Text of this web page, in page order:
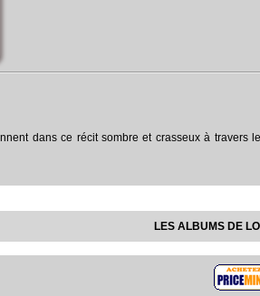
dans ce récit sombre et crasseux à
LES ALBUMS DE